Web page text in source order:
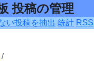
投稿の管理
い投稿を抽出 統計 RSS